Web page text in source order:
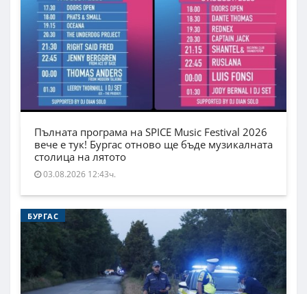
Пълната програма на SPICE Music Festival 2026
вече е тук! Бургас отново ще бъде музикалната
столица на лятото
03.08.2026 12:43ч.
БУРГАС